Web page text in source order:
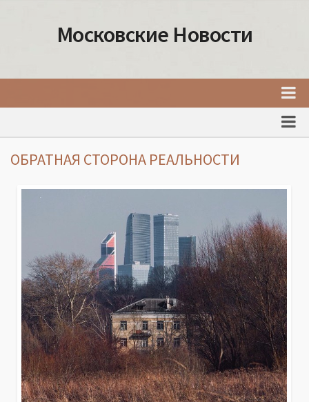
Московские Новости
Интересные места Москвы
Товары и услуги Москвы
ОБРАТНАЯ СТОРОНА РЕАЛЬНОСТИ